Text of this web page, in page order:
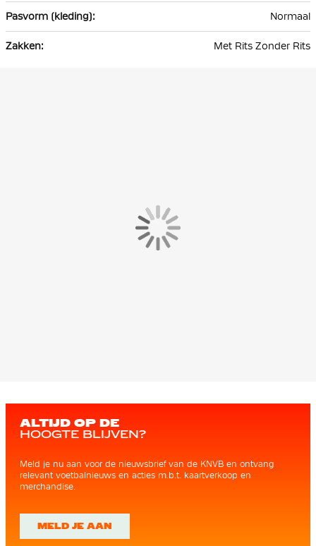
Normaal
Met Rits Zonder Rits
ALTIJD OP DE
HOOGTE BLIJVEN?
Meld je nu aan voor de nieuwsbrief van de KNVB en ontvang
relevant voetbalnieuws en acties m.b.t. kaartverkoop en
merchandise.
MELD JE AAN